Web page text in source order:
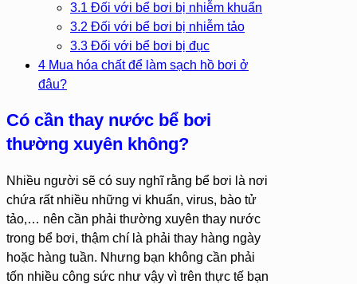
3.1 Đối với bể bơi bị nhiễm khuẩn
3.2 Đối với bể bơi bị nhiễm tảo
3.3 Đối với bể bơi bị đục
4 Mua hóa chất để làm sạch hồ bơi ở
đâu?
Có cần thay nước bể bơi
thường xuyên không?
Nhiều người sẽ có suy nghĩ rằng bể bơi là nơi
chứa rất nhiều những vi khuẩn, virus, bào tử
tảo,… nên cần phải thường xuyên thay nước
trong bể bơi, thậm chí là phải thay hàng ngày
hoặc hàng tuần. Nhưng bạn không cần phải
tốn nhiều công sức như vậy vì trên thực tế bạn